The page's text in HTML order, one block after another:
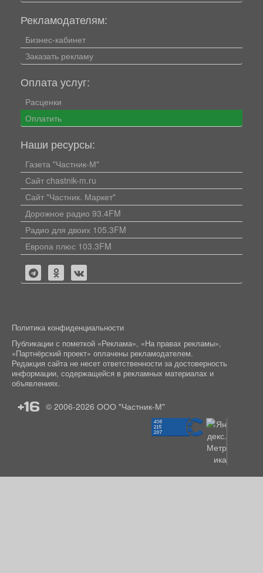
Рекламодателям:
Бизнес-кабинет
Заказать рекламу
Оплата услуг:
Расценки
Оплатить
Наши ресурсы:
Газета "Частник-М"
Сайт chastnik-m.ru
Сайт "Частник. Маркет"
Дорожное радио 93.4FM
Радио для двоих 105.3FM
Европа плюс 103.3FM
Политика конфиденциальности
Публикации с пометкой «Реклама», «На правах рекламы»,
«Партнёрский проект» оплачены рекламодателем.
Редакция сайта не несет ответственности за достоверность
информации, содержащейся в рекламных материалах и
объявлениях.
+16 © 2006-2026 ООО "Частник-М"